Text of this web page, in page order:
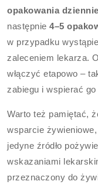
opakowania
następnie4–5
w przypadku
zaleceniem lekarza.
włączyć etapowo –
zabiegu i wspierać
Warto też pamiętać,
wsparcie
jedyne źródło
wskazaniami
przeznaczony do